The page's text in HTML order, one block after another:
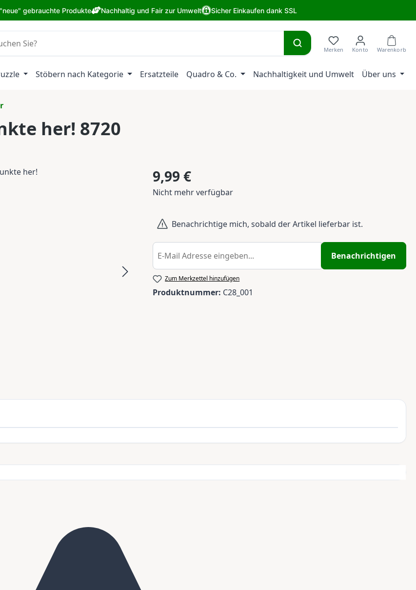
gebrauchte Produkte Nachhaltig und Fair zur Umwelt Sicher Einkaufen dank SSL
Stöbern nach Kategorie Ersatzteile Quadro & Co. Nachhaltigkeit und Umwelt Über uns
her! 8720
Regulärer Preis:
9,99 €
Nicht mehr verfügbar
Benachrichtige mich, sobald der Artikel lieferbar ist.
Benachrichtigen
Zum Merkzettel hinzufügen
Produktnummer: C28_001